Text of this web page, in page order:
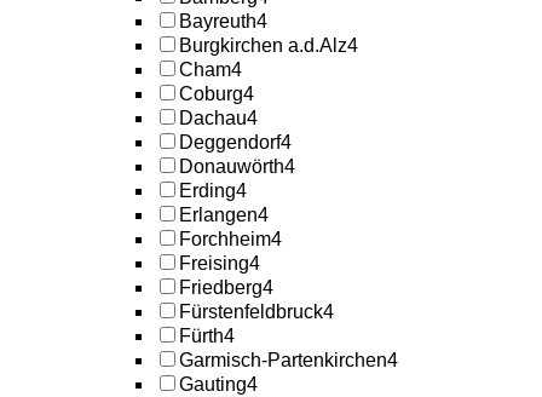
Bayreuth4
Burgkirchen a.d.Alz4
Cham4
Coburg4
Dachau4
Deggendorf4
Donauwörth4
Erding4
Erlangen4
Forchheim4
Freising4
Friedberg4
Fürstenfeldbruck4
Fürth4
Garmisch-Partenkirchen4
Gauting4